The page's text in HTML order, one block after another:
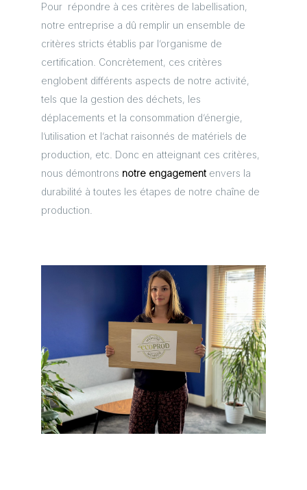
Pour répondre à ces critères de labellisation,
notre entreprise a dû remplir un ensemble de
critères stricts établis par l’organisme de
certification. Concrètement, ces critères
englobent différents aspects de notre activité,
tels que la gestion des déchets, les
déplacements et la consommation d’énergie,
l’utilisation et l’achat raisonnés de matériels de
production, etc. Donc en atteignant ces critères,
nous démontrons notre engagement envers la
durabilité à toutes les étapes de notre chaîne de
production.